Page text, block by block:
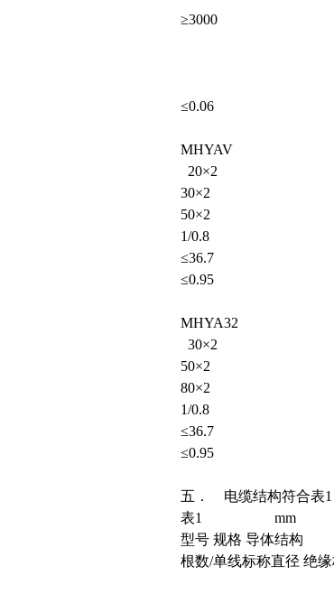
≥3000
≤0.06
MHYAV
20×2
30×2
50×2
1/0.8
≤36.7
≤0.95
MHYA32
30×2
50×2
80×2
1/0.8
≤36.7
≤0.95
五．
电缆结构符合表1
表1
mm
型号 规格 导体结构
根数/单线标称直径 绝